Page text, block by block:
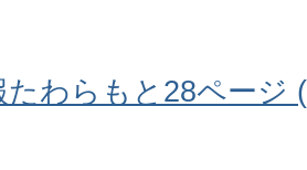
たわらもと28ページ